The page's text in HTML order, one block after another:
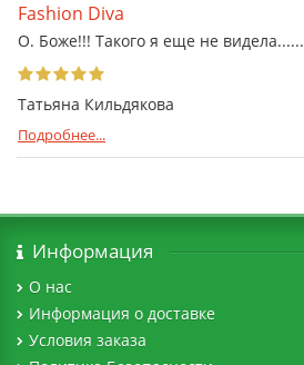
Fashion Diva
О. Боже!!! Такого я еще не видела......
Татьяна Кильдякова
Подробнее...
Информация
О нас
Информация о доставке
Условия заказа